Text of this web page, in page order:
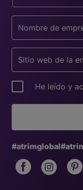
He leído y
#atrimglobal